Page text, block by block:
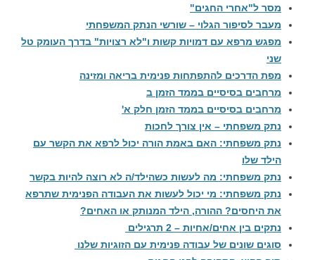
מסר ל"אחרי החגים"
מעבר לסיפור הגלוי – שורשי הנתק המשפחתי
מפגש מרפא עם דמויות קשות ו"לא רצויות" בדרך העומק טל
שני
מפת הדרכים להתפתחות פנימית בריאה ומזינה
מרחבים בסיסיים בממד הזמן ב
מרחבים בסיסיים בממד הזמן חלק א'
נתק משפחתי – אין צורך לחכות
נתק משפחתי: האם באמת הורה יכול לרפא את הקשר עם
הילד שלו
נתק משפחתי: מה לעשות כשהילד/ה לא רוצה להיות בקשר
נתק משפחתי: מי יכול לעשות את העבודה הפנימית שתרפא
את היחסים? ההורה, הילד המנותק או האחים?
נתקים בין אחים/אחיות – 2 תרגילים
סוגים שונים של עבודה פנימית עם הזוגיות שלנו